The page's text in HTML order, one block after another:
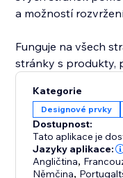
a možností
Funguje na všech
stránky s produkty,
strukturovaný obsah.
Snadno vytvářejte
rozložení pro
a další. Prezentujte
Kategorie
Designové prvky
Dostupnost:
Tato aplikace je
Jazyky aplikace:
Angličtina,
Němčina,